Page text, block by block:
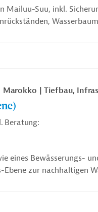
Mailuu-Suu, inkl.
Marokko Tiefbau,
Beratung:
eines Bewässerungs-
zur nachhaltigen